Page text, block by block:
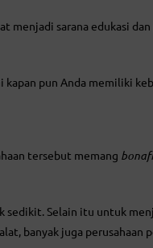
menjadi sarana edukasi
kapan pun Anda memiliki
tersebut memang
sedikit. Selain itu untuk
banyak juga perusahaan